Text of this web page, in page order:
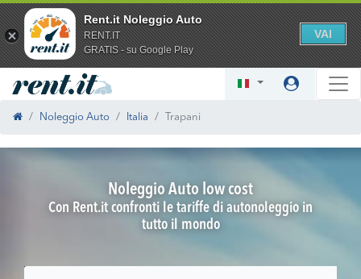
Rent.it Noleggio Auto
RENT.IT
GRATIS - su Google Play
VAI
Noleggio Auto Italia Trapani
Noleggio Auto low cost
Con Rent.it confronti le tariffe di autonoleggio in
tutto il mondo